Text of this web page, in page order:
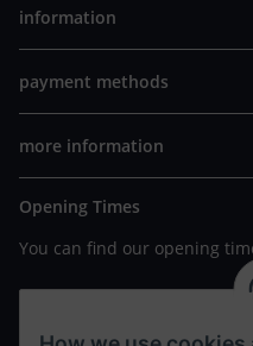
information
payment methods
more information
Opening Times
You can find our opening
https://www.wannavapor.de/